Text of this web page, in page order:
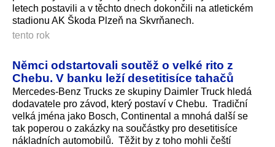
letech postavili a v těchto dnech dokončili na atletickém
stadionu AK Škoda Plzeň na Skvrňanech.
tento rok
Němci odstartovali soutěž o velké rito z
Chebu. V banku leží desetitisíce tahačů
Mercedes-Benz Trucks ze skupiny Daimler Truck hledá
dodavatele pro závod, který postaví v Chebu. Tradiční
velká jména jako Bosch, Continental a mnohá další se
tak poperou o zakázky na součástky pro desetitisíce
nákladních automobilů. Těžit by z toho mohli čeští